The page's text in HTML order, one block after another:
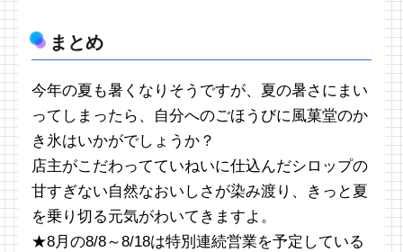
まとめ
今年の夏も暑くなりそうですが、夏の暑さにまい
ってしまったら、自分へのごほうびに風菓堂のか
き氷はいかがでしょうか？
店主がこだわってていねいに仕込んだシロップの
甘すぎない自然なおいしさが染み渡り、きっと夏
を乗り切る元気がわいてきますよ。
★8月の8/8～8/18は特別連続営業を予定している